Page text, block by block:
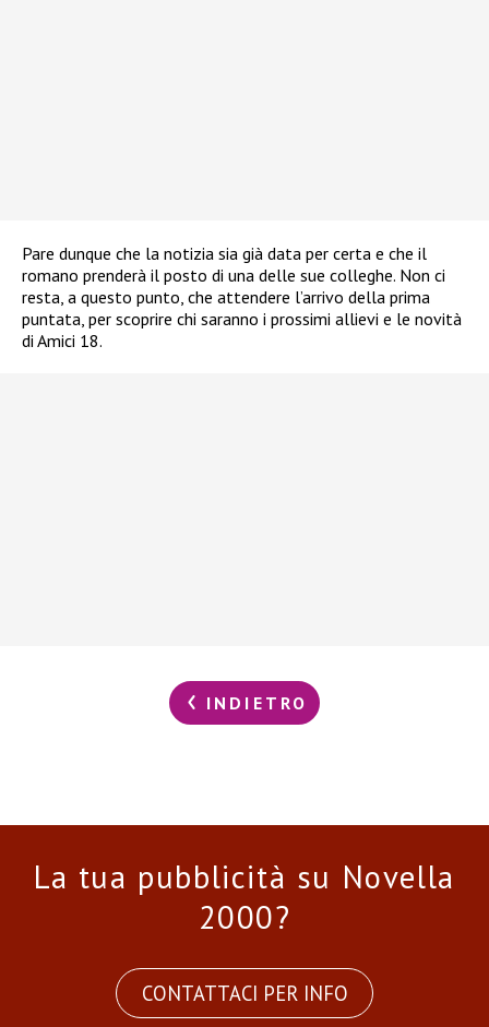
Pare dunque che la notizia sia già data per certa e che il
romano prenderà il posto di una delle sue colleghe. Non ci
resta, a questo punto, che attendere l’arrivo della prima
puntata, per scoprire chi saranno i prossimi allievi e le novità
di Amici 18.
INDIETRO
La tua pubblicità su Novella
2000?
CONTATTACI PER INFO